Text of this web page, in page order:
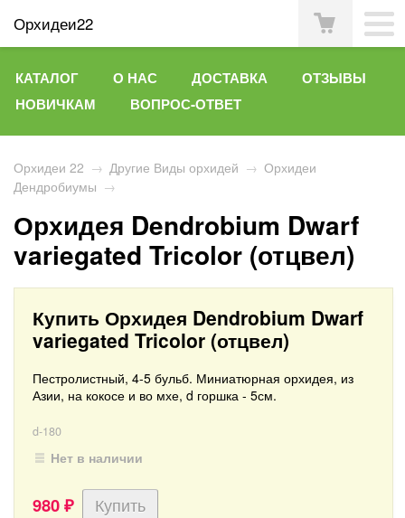
Орхидеи22
КАТАЛОГ О НАС ДОСТАВКА
ОТЗЫВЫ
НОВИЧКАМ
ВОПРОС-ОТВЕТ
Орхидеи 22 → Другие Виды орхидей → Орхидеи
Дендробиумы →
Орхидея Dendrobium Dwarf
variegated Tricolor (отцвел)
Купить Орхидея Dendrobium Dwarf
variegated Tricolor (отцвел)
Пестролистный, 4-5 бульб. Миниатюрная орхидея, из
Азии, на кокосе и во мхе, d горшка - 5см.
d-180
Нет в наличии
980 ₽